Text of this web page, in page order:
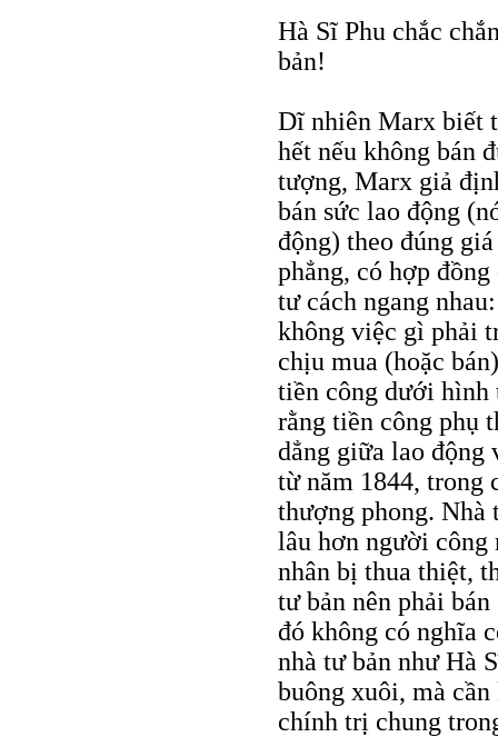
Hà Sĩ Phu chắc
bản!
Dĩ nhiên Marx biết
hết nếu không bán
tượng, Marx giả
bán sức lao động
động) theo đúng
phẳng, có hợp
tư cách ngang
không việc gì phải
chịu mua (hoặc
tiền công dưới
rằng tiền công phụ
dẳng giữa lao động
từ năm 1844, trong
thượng phong. Nhà
lâu hơn người công
nhân bị thua thiệt,
tư bản nên phải
đó không có nghĩa
nhà tư bản như Hà
buông xuôi, mà
chính trị chung